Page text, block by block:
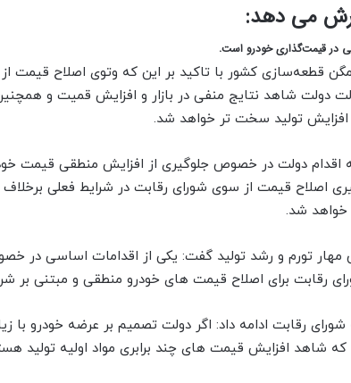
می دهد:
در قیمت‌گذاری خودرو است.
قطعه‌سازی کشور با تاکید بر این که وتوی اصلاح قیمت
دولت شاهد نتایج منفی در بازار و افزایش قمیت و
تولید سخت تر خواهد شد.
اقدام دولت در خصوص جلوگیری از افزایش منطقی قیمت
اصلاح قیمت از سوی شورای رقابت در شرایط فعلی
خواهد شد.
تورم و رشد تولید گفت: یکی از اقدامات اساسی در
رقابت برای اصلاح قیمت های خودرو منطقی و مبتنی بر
رقابت ادامه داد: اگر دولت تصمیم بر عرضه خودرو با
که شاهد افزایش قیمت های چند برابری مواد اولیه تولید